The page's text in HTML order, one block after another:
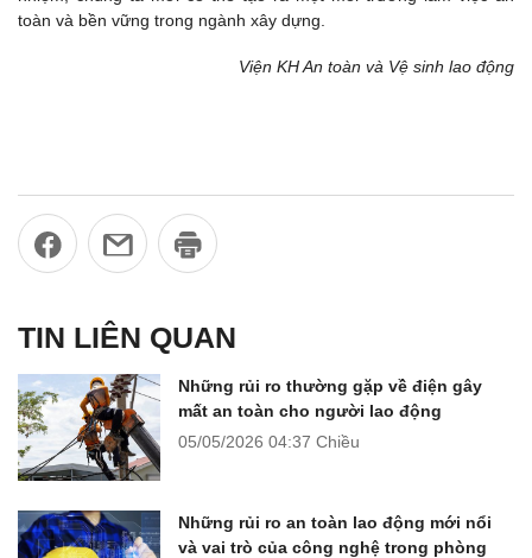
toàn và bền vững trong ngành xây dựng.
Viện KH An toàn và Vệ sinh lao động
TIN LIÊN QUAN
Những rủi ro thường gặp về điện gây
mất an toàn cho người lao động
05/05/2026 04:37 Chiều
Những rủi ro an toàn lao động mới nổi
và vai trò của công nghệ trong phòng